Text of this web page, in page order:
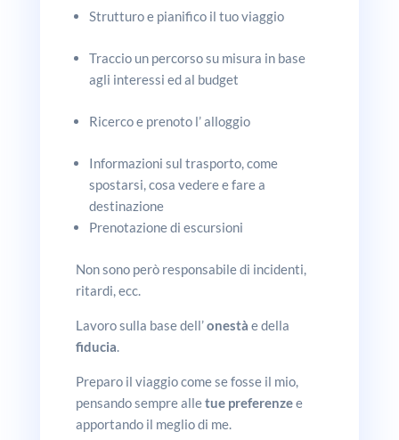
Strutturo e pianifico il tuo viaggio
Traccio un percorso su misura in base
agli interessi ed al budget
Ricerco e prenoto l’ alloggio
Informazioni sul trasporto, come
spostarsi, cosa vedere e fare a
destinazione
Prenotazione di escursioni
Non sono però responsabile di incidenti,
ritardi, ecc.
Lavoro sulla base dell’onestà e della
fiducia.
Preparo il viaggio come se fosse il mio,
pensando sempre alletue preferenzee
apportando il meglio di me.